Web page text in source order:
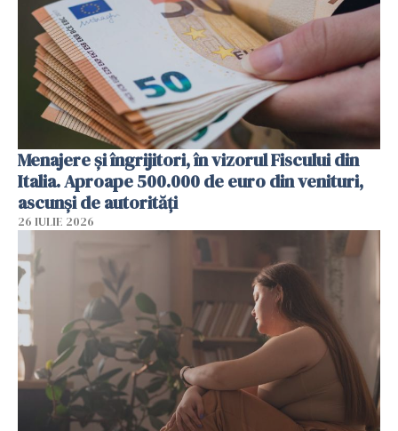
Menajere și îngrijitori, în vizorul Fiscului din
Italia. Aproape 500.000 de euro din venituri,
ascunși de autorități
26 IULIE 2026